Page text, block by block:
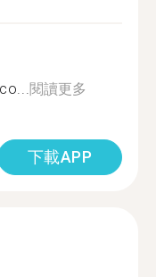
閱讀更多
下載APP